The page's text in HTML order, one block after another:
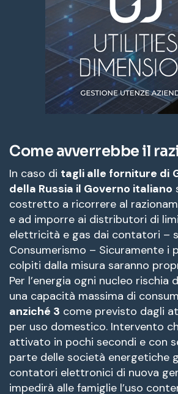
Come avverrebbe il
In caso di tagli alle forniture di
della Russia il Governo italiano
costretto a ricorrere al
e ad imporre ai distributori di
elettricità e gas dai contatori –
Consumerismo – Sicuramente i
colpiti dalla misura saranno
Per l’energia ogni nucleo rischia
una capacità massima di
anziché 3 come previsto dagli
per uso domestico. Intervento
attivato in pochi secondi e con
parte delle società energetiche
contatori elettronici di nuova
impedirà alle famiglie l’uso